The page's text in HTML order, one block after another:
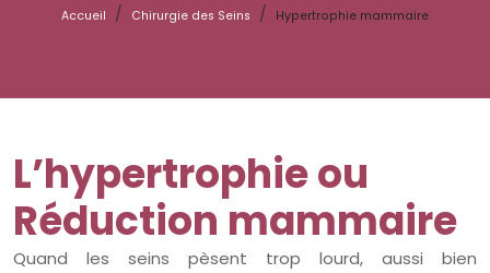
Accueil Chirurgie des Seins Hypertrophie mammaire
L’hypertrophie ou
Réduction mammaire
Quand les seins pèsent trop lourd, aussi bien